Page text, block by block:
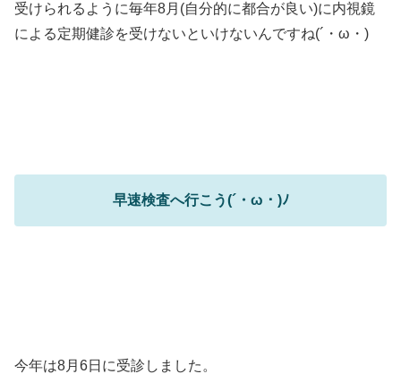
受けられるように毎年8月(自分的に都合が良い)に内視鏡
による定期健診を受けないといけないんですね(´・ω・)
早速検査へ行こう(´・ω・)ﾉ
今年は8月6日に受診しました。